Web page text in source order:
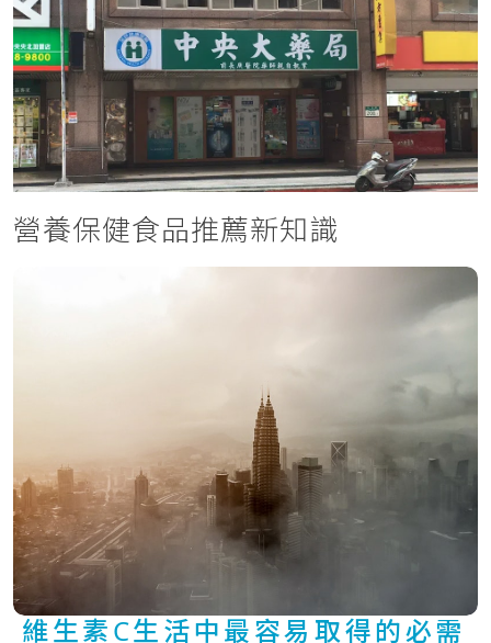
營養保健食品推薦新知識
維生素C生活中最容易取得的必需